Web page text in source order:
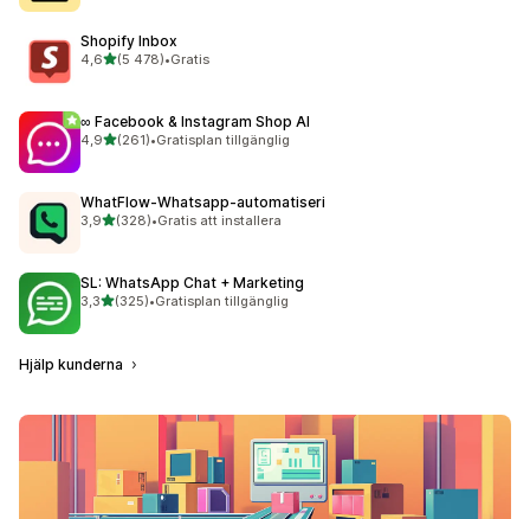
Shopify Inbox
4,6av 5 stjärnor
(5 478)
5478 recensioner totalt
•Gratis
∞ Facebook & Instagram Shop AI
4,9av 5 stjärnor
(261)
261 recensioner totalt
•Gratisplan tillgänglig
WhatFlow‑Whatsapp‑automatiseri
3,9av 5 stjärnor
(328)
328 recensioner totalt
•Gratis att installera
SL: WhatsApp Chat + Marketing
3,3av 5 stjärnor
(325)
325 recensioner totalt
•Gratisplan tillgänglig
Hjälp kunderna